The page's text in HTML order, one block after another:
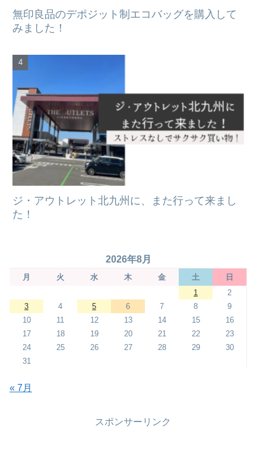
無印良品のデポジット制エコバッグを購入して
みました！
ジ・アウトレット北九州に、また行って来まし
た！
2026年8月
月 火 水 木 金 土
日
1
2
3
4 5 6 7 8
9
10
11 12 13 14 15
16
17
18 19 20 21 22
23
24
25 26 27 28 29
30
31
« 7月
スポンサーリンク